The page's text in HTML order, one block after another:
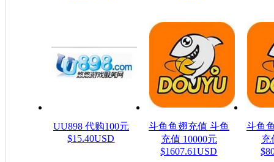
UU898 代购100元
$15.40USD
斗鱼鱼翅充值 斗鱼
充值 10000元
$1607.61USD
斗鱼
充